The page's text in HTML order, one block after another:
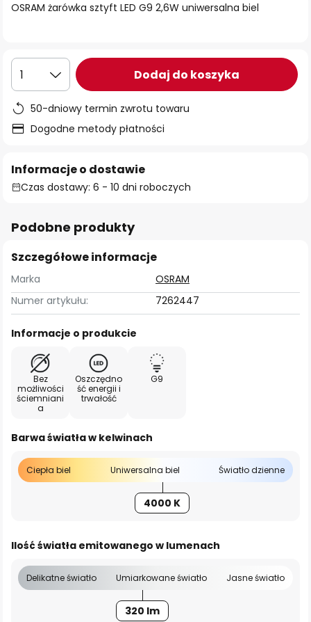
OSRAM żarówka sztyft LED G9 2,6W uniwersalna biel
1 Dodaj do koszyka
50-dniowy termin zwrotu towaru
Dogodne metody płatności
Informacje o dostawie
Czas dostawy: 6 - 10 dni roboczych
Podobne produkty
Szczegółowe informacje
Marka
OSRAM
Numer artykułu:
7262447
Informacje o produkcie
Bez
możliwości
ściemniani
a
Oszczędno
ść energii i
trwałość
G9
Barwa światła w kelwinach
Ciepła biel Uniwersalna biel Światło dzienne
4000 K
Ilość światła emitowanego w lumenach
Delikatne światło Umiarkowane światło Jasne światło
320 lm